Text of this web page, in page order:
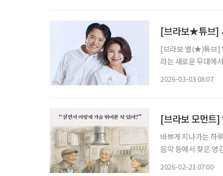
[브라보★튜브]
[브라보 별(★)튜브]
라는 새로운 무대에
2026-03-03 08:07
[브라보 모먼트]
바쁘게 지나가는 하
음악 등에서 찾은 영감의 한
2026-02-21 07:00